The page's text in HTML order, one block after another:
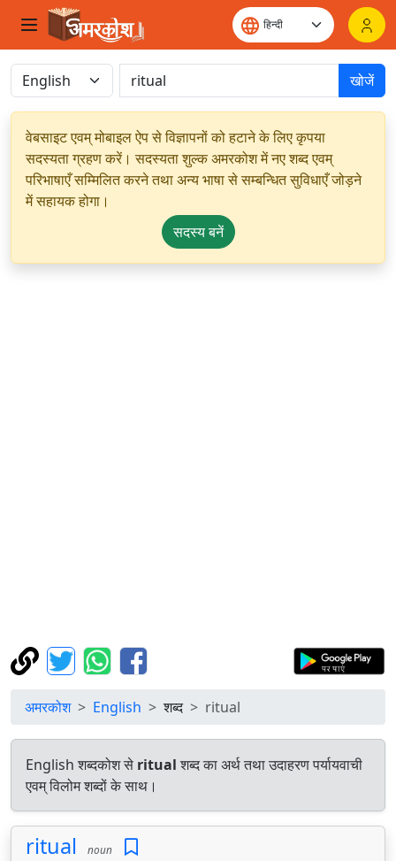
खोजें
वेबसाइट एवम् मोबाइल ऐप से विज्ञापनों को हटाने के लिए कृपया
सदस्यता ग्रहण करें। सदस्यता शुल्क अमरकोश में नए शब्द एवम्
परिभाषाएँ सम्मिलित करने तथा अन्य भाषा से सम्बन्धित सुविधाएँ जोड़ने
में सहायक होगा।
सदस्य बनें
अमरकोश English शब्द ritual
English शब्दकोश से ritualशब्द का अर्थ तथा उदाहरण पर्यायवाची
एवम् विलोम शब्दों के साथ।
ritual noun